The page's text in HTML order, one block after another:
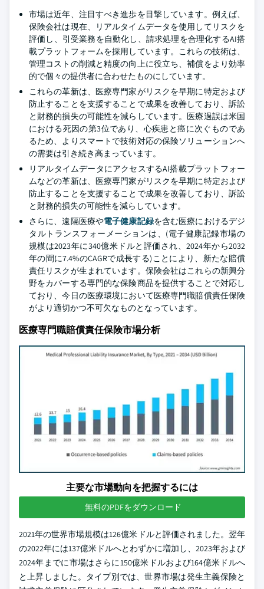
市場は近年、注目すべき進歩を目撃しています。例えば、
保険会社は現在、リアルタイムデータを使用してリスクを
評価し、引受業務を自動化し、請求処理を合理化するAI搭
載プラットフォームを採用しています。これらの技術は、
管理コストの削減と精度の向上に役立ち、補償をより効率
的で個々の提供者に合わせたものにしています。
これらの革新は、医療専門家がリスクを早期に特定および
防止することを支援することで成果を改善しており、訴訟
と財務的損失の可能性を減らしています。医療過誤は米国
における死因の第3位であり、心疾患と癌に次ぐものであ
るため、よりスマートで技術対応の保険ソリューションへ
の需要は引き続き高まっています。
リアルタイムデータにアクセスするAI搭載プラットフォー
ムなどの革新は、医療専門家がリスクを早期に特定および
防止することを支援することで成果を改善しており、訴訟
と財務的損失の可能性を減らしています。
さらに、遠隔医療や電子健康記録を含む医療におけるデジ
タルトランスフォーメーションは、(電子健康記録市場の
規模は2023年に340億米ドルと評価され、2024年から2032
年の間に7.4%のCAGRで成長する)ことにより、新たな賠償
責任リスクが生まれています。保険会社はこれらの新興分
野をカバーする専門的な保険商品を提供することで対応し
ており、今日の医療環境において医療専門職賠償責任保険
がより適切かつ不可欠なものとなっています。
医療専門職賠償責任保険市場分析
主要な市場動向を把握するには
無料のPDFをダウンロード
2021年の世界市場規模は126億米ドルと評価されました。翌年
の2022年には137億米ドルへとわずかに増加し、2023年および
2024年までに市場はさらに150億米ドルおよび164億米ドルへ
と上昇しました。タイプ別では、世界市場は発生主義保険と